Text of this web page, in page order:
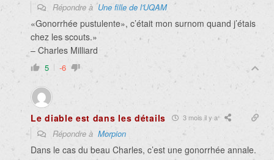
Répondre àUne fille de l'UQAM
«Gonorrhée pustulente», c’était mon surnom quand j’étais
chez les scouts.»
– Charles Milliard
5 -6
Le diable est dans les détails 3 mois il y a
Répondre à Morpion
Dans le cas du beau Charles, c’est une gonorrhée annale.